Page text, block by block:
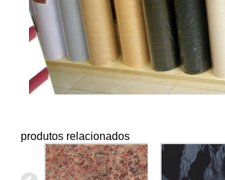
produtos relacionados